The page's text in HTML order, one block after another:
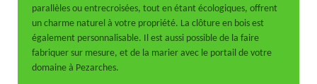
parallèles ou entrecroisées, tout en étant écologiques, offrent
un charme naturel à votre propriété. La clôture en bois est
également personnalisable. Il est aussi possible de la faire
fabriquer sur mesure, et de la marier avec le portail de votre
domaine à Pezarches.